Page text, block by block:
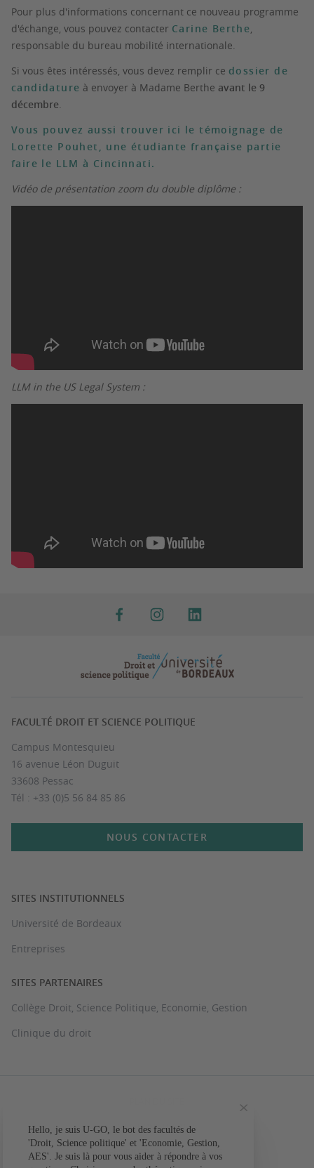
Pour plus d'informations concernant ce nouveau programme
d'échange, vous pouvez contacter Carine Berthe,
responsable du bureau mobilité internationale.
Si vous êtes intéressés, vous devez remplir ce dossier de
candidature à envoyer à Madame Berthe avant le 9
décembre.
Vous pouvez aussi trouver ici le témoignage de
Lorette Pouhet, une étudiante française partie
faire le LLM à Cincinnati.
Vidéo de présentation zoom du double diplôme :
LLM in the US Legal System :
FACULTÉ DROIT ET SCIENCE POLITIQUE
Campus Montesquieu
16 avenue Léon Duguit
33608 Pessac
Tél : +33 (0)5 56 84 85 86
NOUS CONTACTER
SITES INSTITUTIONNELS
Université de Bordeaux
Entreprises
SITES PARTENAIRES
Collège Droit, Science Politique, Economie, Gestion
Clinique du droit
MENTIONS LÉGALES
ACCESSIBILITÉ : NON CONFORME
Hello, je suis U-GO, le bot des facultés de
'Droit, Science politique' et 'Economie, Gestion,
AES'. Je suis là pour vous aider à répondre à vos